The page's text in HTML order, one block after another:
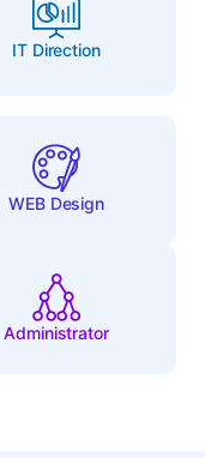
IT Direction
WEB Design
Administrator